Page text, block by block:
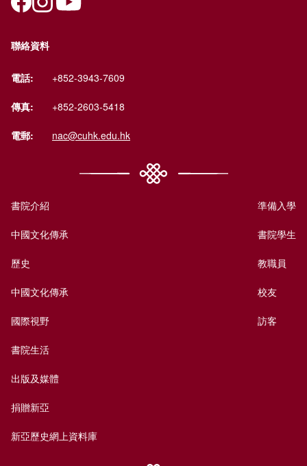
聯絡資料
電話: +852-3943-7609
傳真: +852-2603-5418
電郵: nac@cuhk.edu.hk
書院介紹
中國文化傳承
歷史
中國文化傳承
國際視野
書院生活
出版及媒體
捐贈新亞
新亞歷史網上資料庫
準備入學
書院學生
教職員
校友
訪客